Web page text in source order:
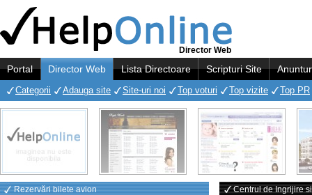
Director Web
Portal Director Web Lista Directoare Scripturi Site
Categorii Adauga site Site-uri noi Top voturi Top vizite Top PR
Rezervări bilete avion
Centrul de Ingrijire